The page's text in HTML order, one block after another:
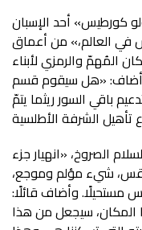
كورطيس» أحد الإسبان
في العالم،» من أعماق
المُهمّ والرمزي لأبناء
وأضاف: «هل سيقوم قسم
باقي السور ريثما يتمّ
الصروخ، «انهيار جزء
شيء مؤلم وموجع،
مستحيلًا. وأضاف قائلًا:
المكان، سيجعل من هذا